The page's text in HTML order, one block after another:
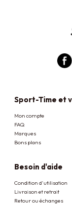
Sport-Time et
Mon compte
FAQ
Marques
Bons plans
Besoin d'aide
Condition d'utilisation
Livraison et retrait
Retour ou échanges